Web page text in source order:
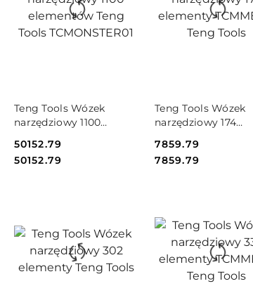
Teng Tools Wózek
narzędziowy 1100
TCMONSTER01
Cena:
50152.79
Cena:
50152.79
DO KOSZYKA
Teng Tools Wózek
narzędziowy 174
Teng Tools
Cena:
7859.79
Cena:
7859.79
DO KOSZYKA